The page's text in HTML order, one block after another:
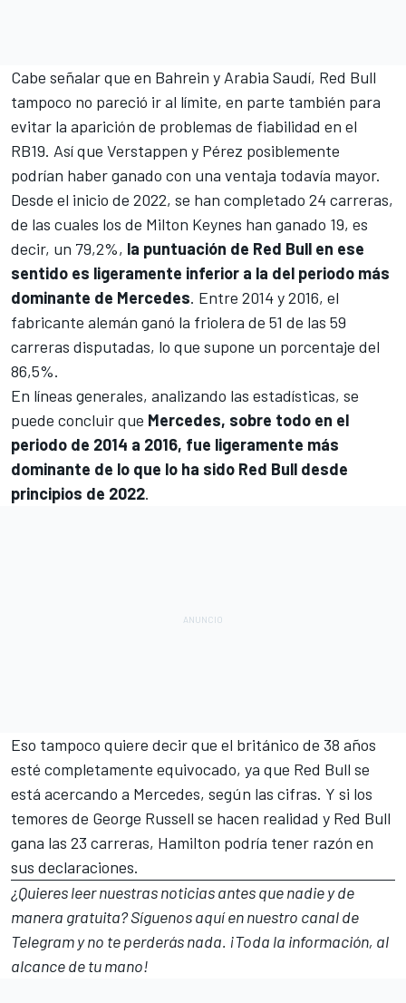
Cabe señalar que en Bahrein y Arabia Saudí, Red Bull
tampoco no pareció ir al límite, en parte también para
evitar la aparición de problemas de fiabilidad en el
RB19. Así que Verstappen y Pérez posiblemente
podrían haber ganado con una ventaja todavía mayor.
Desde el inicio de 2022, se han completado 24 carreras,
de las cuales los de Milton Keynes han ganado 19, es
decir, un 79,2%, la puntuación de Red Bull en ese
sentido es ligeramente inferior a la del periodo más
dominante de Mercedes. Entre 2014 y 2016, el
fabricante alemán ganó la friolera de 51 de las 59
carreras disputadas, lo que supone un porcentaje del
86,5%.
En líneas generales, analizando las estadísticas, se
puede concluir que Mercedes, sobre todo en el
periodo de 2014 a 2016, fue ligeramente más
dominante de lo que lo ha sido Red Bull desde
principios de 2022.
Eso tampoco quiere decir que el británico de 38 años
esté completamente equivocado, ya que Red Bull se
está acercando a Mercedes, según las cifras. Y si los
temores de George Russell se hacen realidad y Red Bull
gana las 23 carreras, Hamilton podría tener razón en
sus declaraciones.
¿Quieres leer nuestras noticias antes que nadie y de
manera gratuita? Síguenosaquí en nuestro canal de
Telegramy no te perderás nada. ¡Toda la información, al
alcance de tu mano!